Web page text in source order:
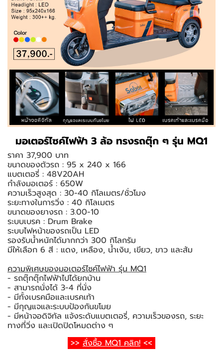
มอเตอร์ไซค์ไฟฟ้า 3 ล้อ ทรงรถตุ๊ก ๆ รุ่น MQ1
ราคา 37,900 บาท
ขนาดของตัวรถ : 95 x 240 x 166
แบตเตอรี่ : 48V20AH
กำลังมอเตอร์ : 650W
ความเร็วสูงสุด : 30-40 กิโลเมตร/ชั่วโมง
ระยะทางในการวิ่ง : 40 กิโลเมตร
ขนาดของยางรถ : 3.00-10
ระบบเบรค : Drum Brake
ระบบไฟหน้าของรถเป็น LED
รองรับน้ำหนักได้มากกว่า 300 กิโลกรัม
มีให้เลือก 6 สี : แดง, เหลือง, น้ำเงิน, เขียว, ขาว และส้ม
ความพิเศษของมอเตอร์ไซค์ไฟฟ้า รุ่น MQ1
- รถตุ๊กตุ๊กไฟฟ้าไปได้ยกบ้าน
- สามารถนั่งได้ 3-4 ที่นั่ง
- มีทั้งเบรคมือและเบรคเท้า
- มีกุญแจและระบบป้องกันขโมย
- มีหน้าจอดิจิทัล แจ้งระดับแบตเตอรี่, ความเร็วของรถ, ระยะ
ทางที่วิ่ง และเปิดปิดโหมดต่าง ๆ
>> สั่งซื้อ MQ1 คลิก! <<